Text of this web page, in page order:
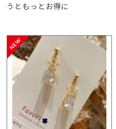
うともっとお得に